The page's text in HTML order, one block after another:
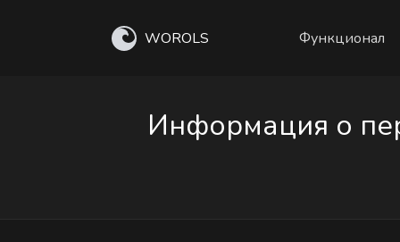
WOROLS Функционал
Информация о